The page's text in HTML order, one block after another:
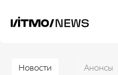
Новости Анонсы